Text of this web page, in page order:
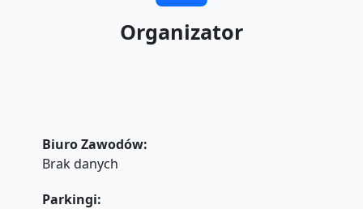
Organizator
Biuro Zawodów:
Brak danych
Parkingi: